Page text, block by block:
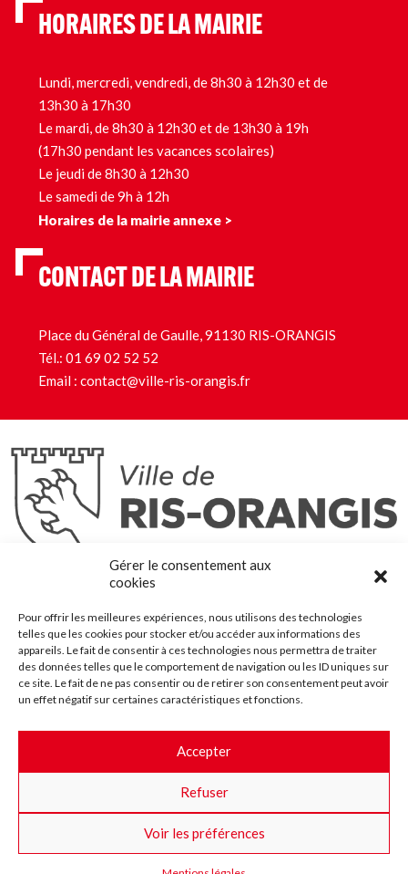
Gérer le consentement aux
cookies
Pour offrir les meilleures expériences, nous utilisons des technologies
telles que les cookies pour stocker et/ou accéder aux informations des
appareils. Le fait de consentir à ces technologies nous permettra de traiter
des données telles que le comportement de navigation ou les ID uniques sur
ce site. Le fait de ne pas consentir ou de retirer son consentement peut avoir
un effet négatif sur certaines caractéristiques et fonctions.
Accepter
Refuser
Voir les préférences
HORAIRES DE LA MAIRIE
Lundi, mercredi, vendredi, de 8h30 à 12h30 et de
13h30 à 17h30
Le mardi, de 8h30 à 12h30 et de 13h30 à 19h
(17h30 pendant les vacances scolaires)
Le jeudi de 8h30 à 12h30
Le samedi de 9h à 12h
Horaires de la mairie annexe >
CONTACT DE LA MAIRIE
Place du Général de Gaulle, 91130 RIS-ORANGIS
Tél.: 01 69 02 52 52
Email : contact@ville-ris-orangis.fr
Ris-Orangis
@2022 — Tous droits réservés
Plan du site
Contact
Accessibilité
Crédits
Les marchés publics
Suggestions & Améliorations
Facebook
InstaTwitterYoutube